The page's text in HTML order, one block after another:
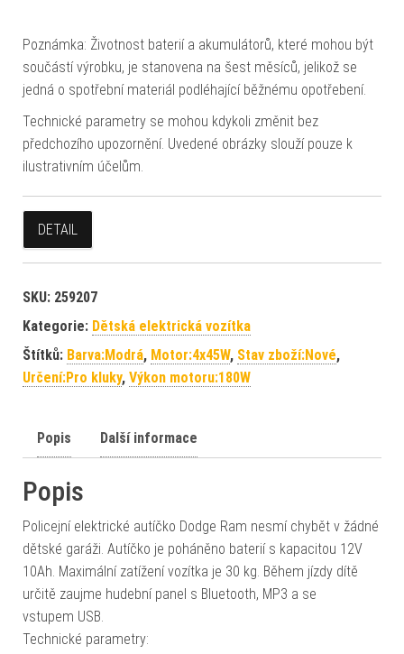
Poznámka: Životnost baterií a akumulátorů, které mohou být
součástí výrobku, je stanovena na šest měsíců, jelikož se
jedná o spotřební materiál podléhající běžnému opotřebení.
Technické parametry se mohou kdykoli změnit bez
předchozího upozornění. Uvedené obrázky slouží pouze k
ilustrativním účelům.
DETAIL
SKU: 259207
Kategorie: Dětská elektrická vozítka
Štítků: Barva:Modrá, Motor:4x45W, Stav zboží:Nové,
Určení:Pro kluky, Výkon motoru:180W
Popis Další informace
Popis
Policejní elektrické autíčko Dodge Ram nesmí chybět v žádné
dětské garáži. Autíčko je poháněno baterií s kapacitou 12V
10Ah. Maximální zatížení vozítka je 30 kg. Během jízdy dítě
určitě zaujme hudební panel s Bluetooth, MP3 a se
vstupem USB.
Technické parametry: